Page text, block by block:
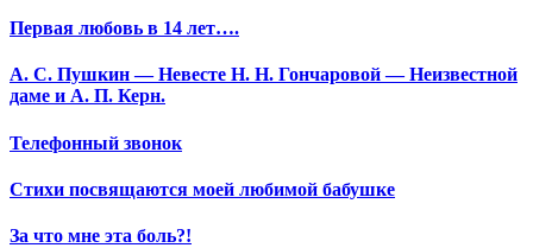
Первая любовь в 14 лет….
А. С. Пушкин — Невесте Н. Н. Гончаровой — Неизвестной
даме и А. П. Керн.
Телефонный звонок
Стихи посвящаются моей любимой бабушке
За что мне эта боль?!